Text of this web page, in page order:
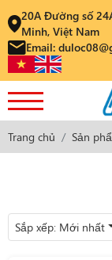
20A Đường số
Minh, Việt Nam
Email:
Trang chủ Sản
Sắp xếp: Mới nhất